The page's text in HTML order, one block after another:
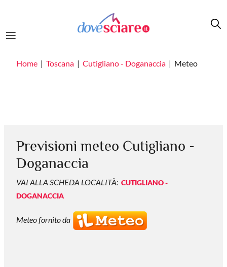
Home Toscana Cutigliano - Doganaccia Meteo
Previsioni meteo Cutigliano -
Doganaccia
VAI ALLA SCHEDA LOCALITÀ: CUTIGLIANO -
DOGANACCIA
Meteo fornito da